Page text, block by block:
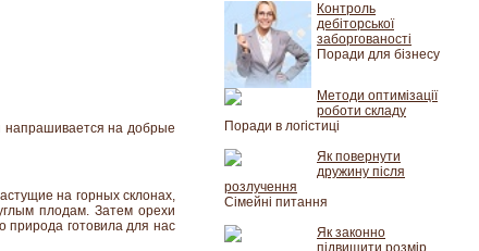
напрашивается на добрые
на горных склонах,
плодам. Затем орехи
природа готовила для нас
Контроль
дебіторської
заборгованості
Поради для бізнесу
Методи оптимізації
роботи складу
Поради в логістиці
Як повернути
дружину після
розлучення
Сімейні питання
Як законно
підвищити розмір